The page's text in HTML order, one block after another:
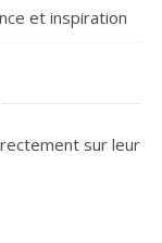
et inspiration
sur leur